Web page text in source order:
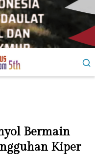
Bermain
Kiper